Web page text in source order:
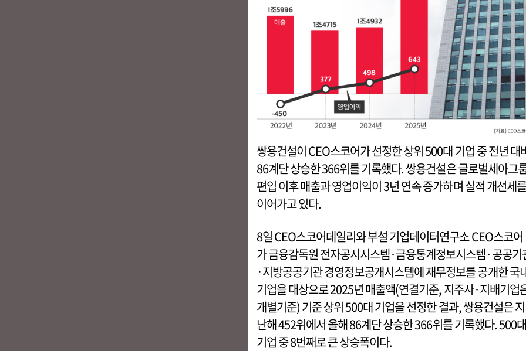
쌍용건설이 CEO스코어가 선정한 상위 500대 기업 중 전년 대
86계단 상승한 366위를 기록했다. 쌍용건설은 글로벌세아그
편입 이후 매출과 영업이익이 3년 연속 증가하며 실적 개선세를
이어가고 있다.
8일 CEO스코어데일리와 부설 기업데이터연구소 CEO스코어
가 금융감독원 전자공시시스템·금융통계정보시스템·공공기
·지방공공기관 경영정보공개시스템에 재무정보를 공개한 국
기업을 대상으로 2025년 매출액(연결기준, 지주사·지배기업
개별기준) 기준 상위 500대 기업을 선정한 결과, 쌍용건설은 지
난해 452위에서 올해 86계단 상승한 366위를 기록했다. 500대
기업 중 8번째로 큰 상승폭이다.